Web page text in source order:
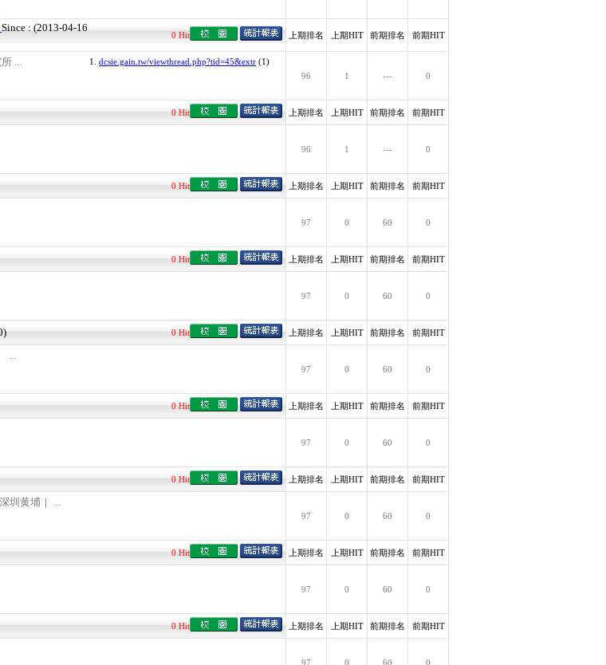
Since : (2013-04-16
0 Hit 上期排名 上期HIT 前期排名 前期HIT
... 1. dcsie.gain.tw/viewthread.php?tid=45&extr (1)
96
1 --- 0
0 Hit 上期排名 上期HIT 前期排名 前期HIT
96 1 --- 0
0 Hit 上期排名 上期HIT 前期排名 前期HIT
97 0 60 0
0 Hit 上期排名 上期HIT 前期排名 前期HIT
97 0 60 0
0 Hit 上期排名 上期HIT 前期排名 前期HIT
...
97 0 60 0
0 Hit 上期排名 上期HIT 前期排名 前期HIT
97 0 60 0
0 Hit 上期排名 上期HIT 前期排名 前期HIT
圳黄埔｜ ...
97 0 60 0
0 Hit 上期排名 上期HIT 前期排名 前期HIT
97 0 60 0
0 Hit 上期排名 上期HIT 前期排名 前期HIT
97 0 60 0